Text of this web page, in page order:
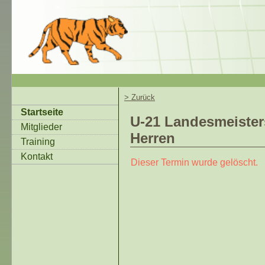
Startseite
Mitglieder
Training
Kontakt
> Zurück
U-21
Herren
Dieser Termin wurde gelöscht.